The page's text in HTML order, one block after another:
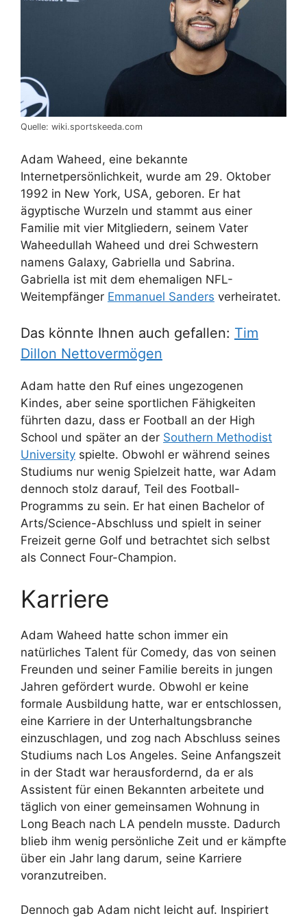
Quelle: wiki.sportskeeda.com
Adam Waheed, eine bekannte
Internetpersönlichkeit, wurde am 29. Oktober
1992 in New York, USA, geboren. Er hat
ägyptische Wurzeln und stammt aus einer
Familie mit vier Mitgliedern, seinem Vater
Waheedullah Waheed und drei Schwestern
namens Galaxy, Gabriella und Sabrina.
Gabriella ist mit dem ehemaligen NFL-
Weitempfänger Emmanuel Sanders verheiratet.
Das könnte Ihnen auch gefallen: Tim
Dillon Nettovermögen
Adam hatte den Ruf eines ungezogenen
Kindes, aber seine sportlichen Fähigkeiten
führten dazu, dass er Football an der High
School und später an der Southern Methodist
University spielte. Obwohl er während seines
Studiums nur wenig Spielzeit hatte, war Adam
dennoch stolz darauf, Teil des Football-
Programms zu sein. Er hat einen Bachelor of
Arts/Science-Abschluss und spielt in seiner
Freizeit gerne Golf und betrachtet sich selbst
als Connect Four-Champion.
Karriere
Adam Waheed hatte schon immer ein
natürliches Talent für Comedy, das von seinen
Freunden und seiner Familie bereits in jungen
Jahren gefördert wurde. Obwohl er keine
formale Ausbildung hatte, war er entschlossen,
eine Karriere in der Unterhaltungsbranche
einzuschlagen, und zog nach Abschluss seines
Studiums nach Los Angeles. Seine Anfangszeit
in der Stadt war herausfordernd, da er als
Assistent für einen Bekannten arbeitete und
täglich von einer gemeinsamen Wohnung in
Long Beach nach LA pendeln musste. Dadurch
blieb ihm wenig persönliche Zeit und er kämpfte
über ein Jahr lang darum, seine Karriere
voranzutreiben.
Dennoch gab Adam nicht leicht auf. Inspiriert